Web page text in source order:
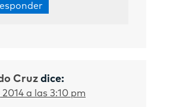
Cruz dice:
2014 a las 3:10 pm